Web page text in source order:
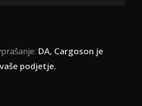
DA, Cargoson je
podjetje.